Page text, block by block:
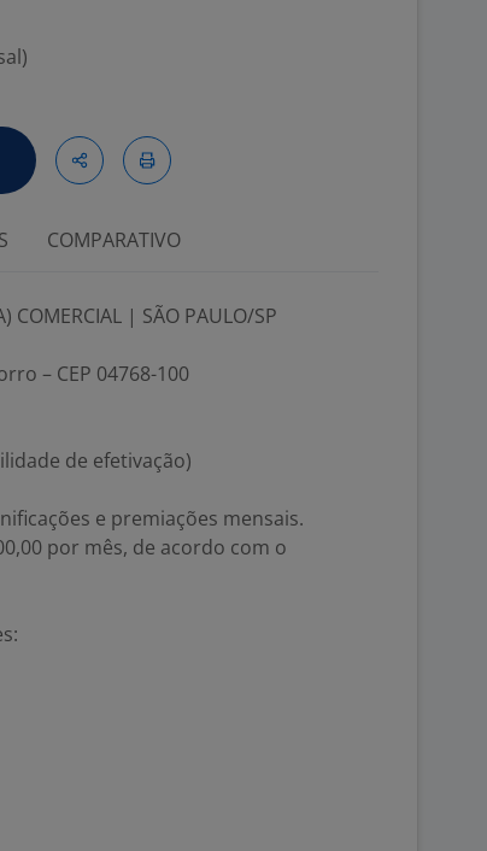
COMPARATIVO
COMERCIAL | SÃO PAULO/SP
– CEP 04768-100
de efetivação)
e premiações mensais.
por mês, de acordo com o